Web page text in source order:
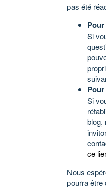
pas été
Si
Si
blog,
ce
Nous
pourra être